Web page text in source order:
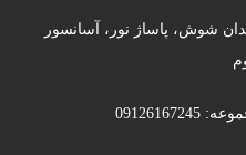
شوش، پاساژ نور، آسانسور